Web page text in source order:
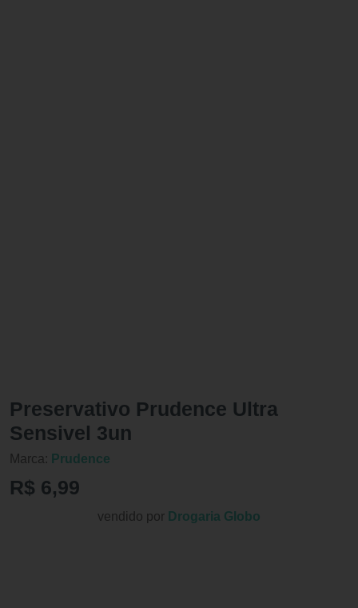
Preservativo Prudence Ultra
Sensivel 3un
Marca: Prudence
R$ 6,99
vendido por Drogaria Globo